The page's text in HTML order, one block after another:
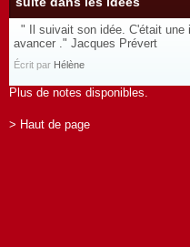
" Il suivait son idée. C'était une
avancer ." Jacques Prévert
Écrit par Hélène
Plus de notes disponibles.
> Haut de page